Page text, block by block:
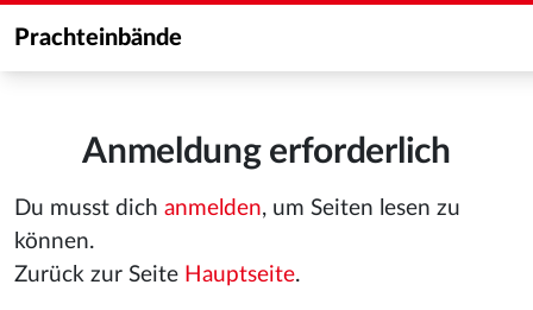
Prachteinbände
Anmeldung erforderlich
Du musst dich anmelden, um Seiten lesen zu
können.
Zurück zur Seite Hauptseite.